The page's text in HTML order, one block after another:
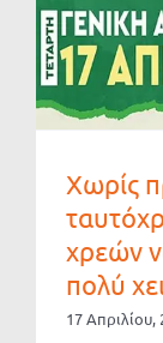
Χωρίς
χρεών
πολύ
17 Απριλίου,